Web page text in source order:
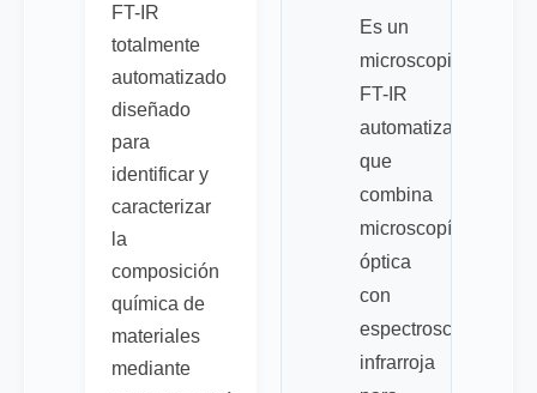
FT-IR
totalmente
automatizado
diseñado
para
identificar y
caracterizar
la
composición
química de
materiales
mediante
Es un
microscopio
FT-IR
automatizado
que
combina
microscopía
óptica
con
espectroscopía
infrarroja